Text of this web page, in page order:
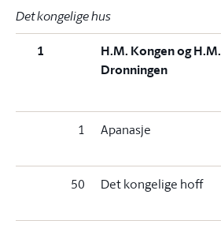
Det kongelige hus
1
H.M. Kongen og H.M.
Dronningen
1 Apanasje
50 Det kongelige hoff